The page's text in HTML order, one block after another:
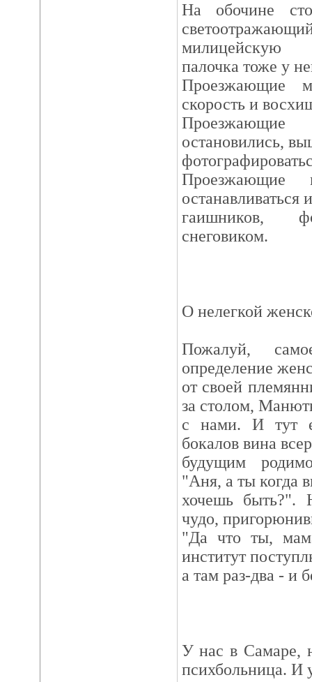
На обочине
милицейскую
палочка тоже у
Проезжающие
скорость и
остановились,
Проезжающие
останавливаться
гаишников,
снеговиком.
О нелегкой
Пожалуй,
определение
от своей
за столом,
с нами. И тут
бокалов вина
будущим
"Аня, а ты когда
хочешь быть?".
чудо,
"Да что ты,
институт
а там раз-два - и
У нас в Самаре,
психбольница. И